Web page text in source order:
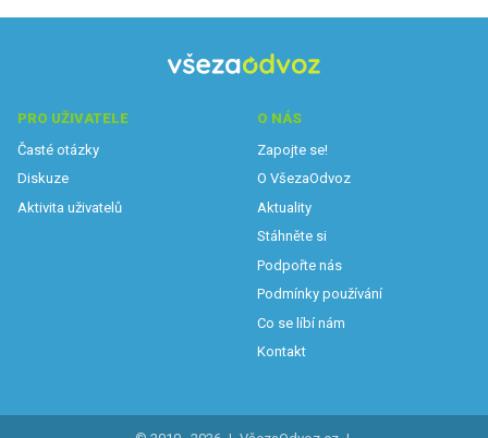
PRO UŽIVATELE
Časté otázky
Diskuze
Aktivita uživatelů
O NÁS
Zapojte se!
O VšezaOdvoz
Aktuality
Stáhněte si
Podpořte nás
Podmínky používání
Co se líbí nám
Kontakt